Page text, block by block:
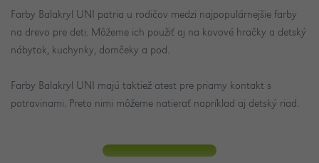
Farby Balakryl UNI patria u rodičov medzi najpopulárnejšie farby
na drevo pre deti. Môžeme ich použiť aj na kovové hračky a detský
nábytok, kuchynky, domčeky a pod.
Farby Balakryl UNI majú taktiež atest pre priamy kontakt s
potravinami. Preto nimi môžeme natierať napríklad aj detský riad.